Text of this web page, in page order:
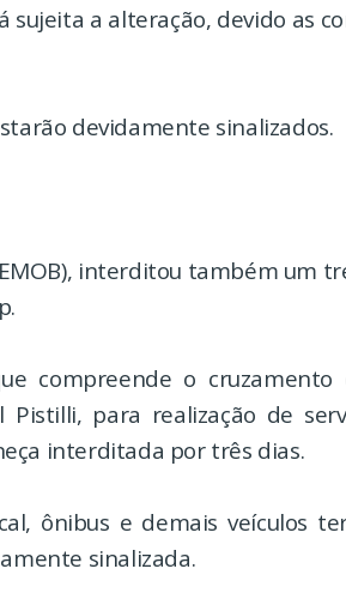
sujeita a alteração, devido as
devidamente sinalizados.
interditou também um
compreende o cruzamento
para realização de
interditada por três dias.
ônibus e demais veículos
sinalizada.